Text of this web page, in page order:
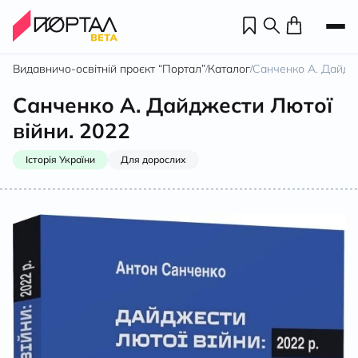
Видавничо-освітній проєкт “Портал”/Каталог/Санченко А.
Санченко А. Дайджести Лютої
війни. 2022
Історія України Для дорослих